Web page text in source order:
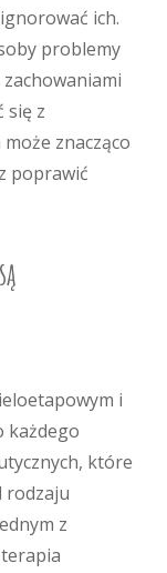
ich.
problemy
się z
znacząco
poprawić
i
każdego
które
rodzaju
z